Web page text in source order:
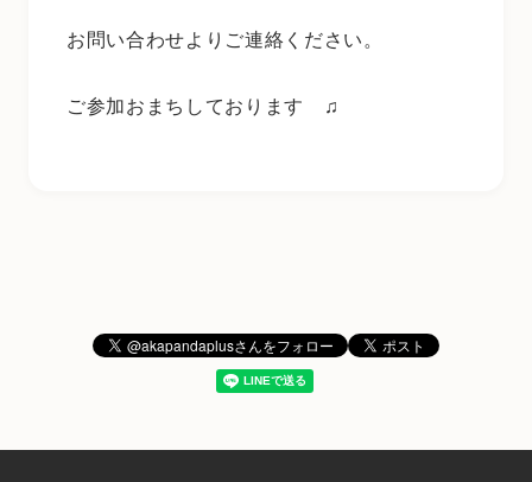
お問い合わせよりご連絡ください。
ご参加おまちしております ♫